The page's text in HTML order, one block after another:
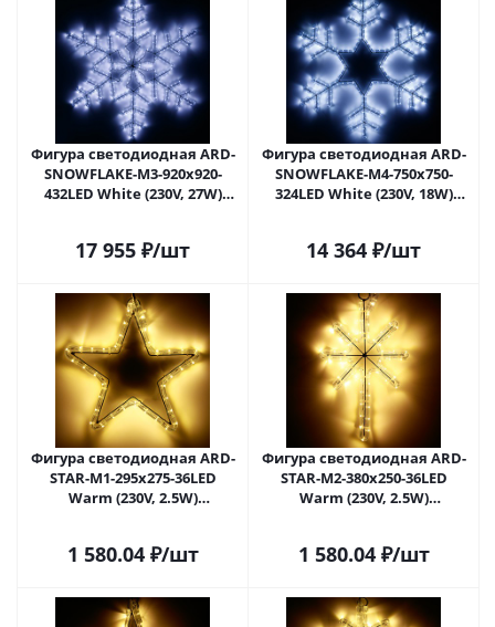
Фигура светодиодная ARD-
SNOWFLAKE-M3-920x920-
432LED White (230V, 27W)
17 955 ₽/шт
Фигура cветодиодная ARD-
SNOWFLAKE-M4-750x750-
324LED White (230V, 18W)
14 364 ₽/шт
Фигура cветодиодная ARD-
STAR-M1-295x275-36LED
Warm (230V, 2.5W)
1 580.04₽/шт
Фигура cветодиодная ARD-
STAR-M2-380x250-36LED
Warm (230V, 2.5W)
1 580.04₽/шт